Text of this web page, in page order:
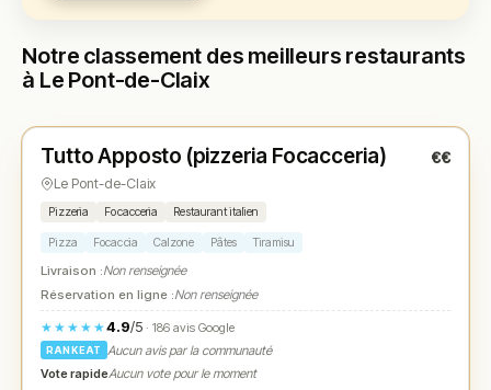
Notre classement des meilleurs restaurants
à Le Pont-de-Claix
N° 1
Tutto Apposto (pizzeria Focacceria) €€
Le Pont-de-Claix
Pizzeria Focacceria Restaurant italien
Pizza Focaccia Calzone Pâtes Tiramisu
Livraison :Non renseignée
Réservation en ligne :Non renseignée
★★★★★4.9/5· 186 avis Google
RANKEAT
Aucun avis par la communauté
Vote rapideAucun vote pour le moment